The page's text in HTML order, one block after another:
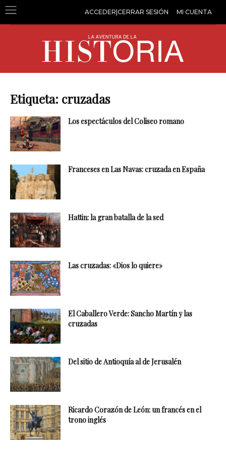
ACCEDER|CERRAR SESIÓN MI CUENTA
Etiqueta: cruzadas
Los espectáculos del Coliseo romano
Franceses en Las Navas: cruzada en España
Hattin: la gran batalla de la sed
Las cruzadas: «Dios lo quiere»
El Caballero Verde: Sancho Martín y las
cruzadas
Del sitio de Antioquía al de Jerusalén
Ricardo Corazón de León: un francés en el
trono inglés